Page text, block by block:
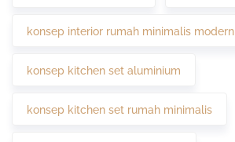
konsep interior rumah minimalis modern
konsep kitchen set aluminium
konsep kitchen set rumah minimalis